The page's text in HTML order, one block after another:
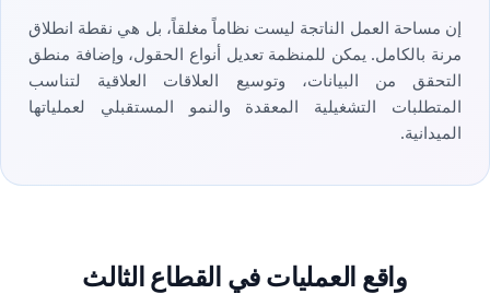
إن مساحة العمل الناتجة ليست نظاماً مغلقاً، بل هي نقطة انطلاق
مرنة بالكامل. يمكن للمنظمة تعديل أنواع الحقول، وإضافة منطق
التحقق من البيانات، وتوسيع العلاقات العلاقية لتناسب
المتطلبات التشغيلية المعقدة والنمو المستقبلي لعملياتها
الميدانية.
واقع العمليات في القطاع الثالث